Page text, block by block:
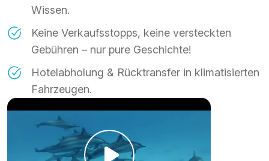
Wissen.
Keine Verkaufsstopps, keine versteckten
Gebühren – nur pure Geschichte!
Hotelabholung & Rücktransfer in klimatisierten
Fahrzeugen.